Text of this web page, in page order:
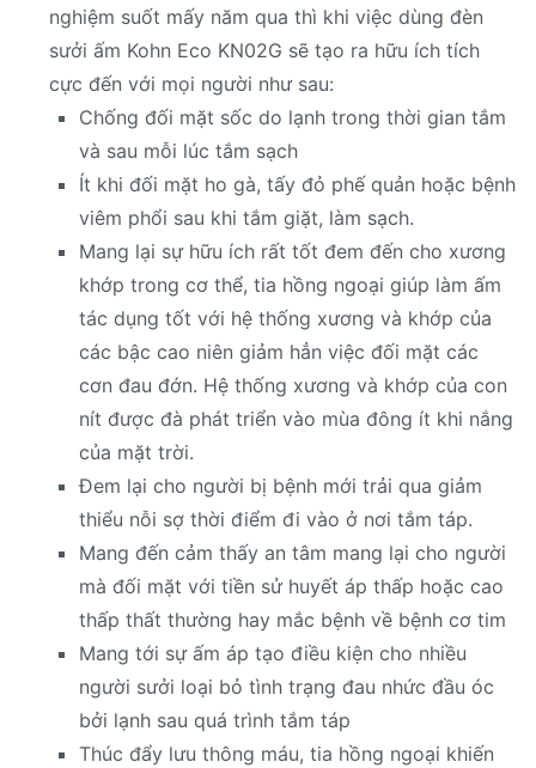
nghiệm suốt mấy năm qua thì khi việc dùng đèn
sưởi ấm Kohn Eco KN02G sẽ tạo ra hữu ích tích
cực đến với mọi người như sau:
Chống đối mặt sốc do lạnh trong thời gian tắm
và sau mỗi lúc tắm sạch
Ít khi đối mặt ho gà, tấy đỏ phế quản hoặc bệnh
viêm phổi sau khi tắm giặt, làm sạch.
Mang lại sự hữu ích rất tốt đem đến cho xương
khớp trong cơ thể, tia hồng ngoại giúp làm ấm
tác dụng tốt với hệ thống xương và khớp của
các bậc cao niên giảm hẳn việc đối mặt các
cơn đau đớn. Hệ thống xương và khớp của con
nít được đà phát triển vào mùa đông ít khi nắng
của mặt trời.
Đem lại cho người bị bệnh mới trải qua giảm
thiểu nỗi sợ thời điểm đi vào ở nơi tắm táp.
Mang đến cảm thấy an tâm mang lại cho người
mà đối mặt với tiền sử huyết áp thấp hoặc cao
thấp thất thường hay mắc bệnh về bệnh cơ tim
Mang tới sự ấm áp tạo điều kiện cho nhiều
người sưởi loại bỏ tình trạng đau nhức đầu óc
bởi lạnh sau quá trình tắm táp
Thúc đẩy lưu thông máu, tia hồng ngoại khiến